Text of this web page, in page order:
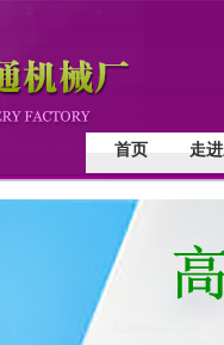
首页 走